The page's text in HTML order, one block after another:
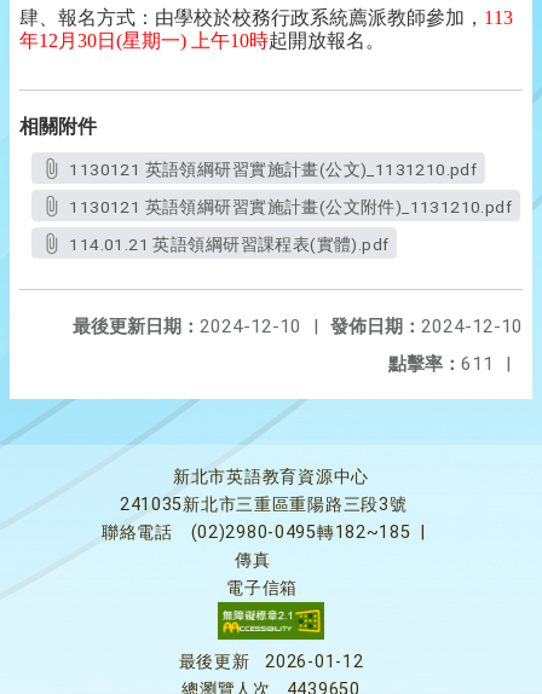
肆、報名方式：由學校於校務行政系統薦派教師參加， 113
年12 月 30日 (星期一) 上午10時起開放報名。
相關附件
1130121 英語領綱研習實施計畫(公文)_1131210.pdf
1130121 英語領綱研習實施計畫(公文附件)_1131210.pdf
114.01.21 英語領綱研習課程表(實體).pdf
發佈日期： 2024-12-10
最後更新日期： 2024-12-10
|
點擊率： 611 |
新北市英語教育資源中心
241035新北市三重區重陽路三段3號
聯絡電話
(02)2980-0495轉182~185
傳真
電子信箱
最後更新
2026-01-12
總瀏覽人次
4439650